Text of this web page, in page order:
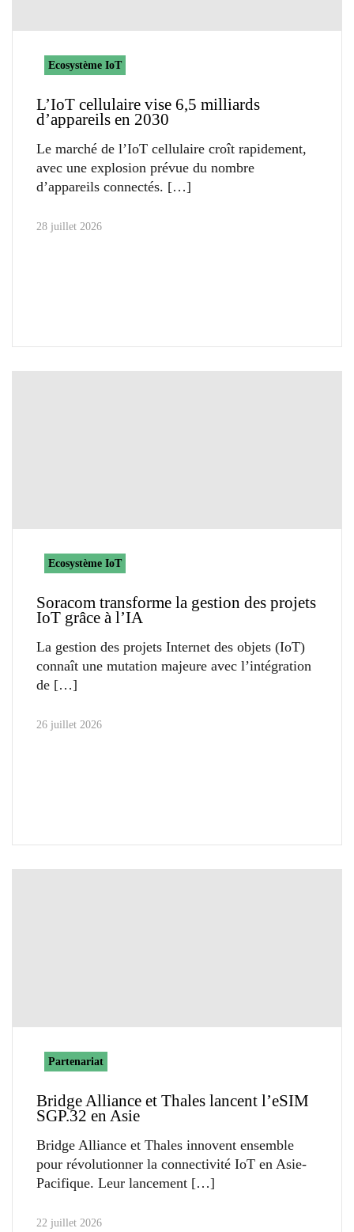
Ecosystème IoT
L’IoT cellulaire vise 6,5 milliards
d’appareils en 2030
Le marché de l’IoT cellulaire croît rapidement,
avec une explosion prévue du nombre
d’appareils connectés.
28 juillet 2026
Ecosystème IoT
Soracom transforme la gestion des projets
IoT grâce à l’IA
La gestion des projets Internet des objets (IoT)
connaît une mutation majeure avec l’intégration
de
26 juillet 2026
Partenariat
Bridge Alliance et Thales lancent l’eSIM
SGP.32 en Asie
Bridge Alliance et Thales innovent ensemble
pour révolutionner la connectivité IoT en Asie-
Pacifique. Leur lancement
22 juillet 2026